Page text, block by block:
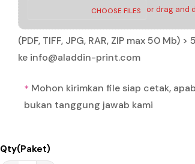
CHOOSE FILES or drag and
(PDF, TIFF, JPG, RAR, ZIP max 50 Mb)
ke info@aladdin-print.com
* Mohon kirimkan file siap cetak,
bukan tanggung jawab kami
Qty(Paket)